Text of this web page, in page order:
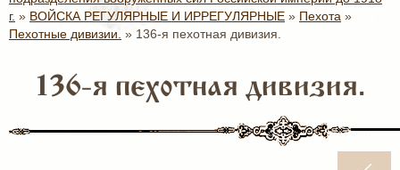
г. » ВОЙСКА РЕГУЛЯРНЫЕ И ИРРЕГУЛЯРНЫЕ » Пехота »
Пехотные дивизии. » 136-я пехотная дивизия.
136-я пехотная дивизия.